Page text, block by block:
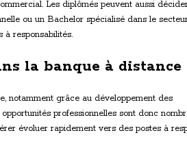
Les diplômés peuvent aussi
ou un Bachelor spécialisé dans le
à responsabilités.
la banque à distance
notamment grâce au développement des
professionnelles sont donc
évoluer rapidement vers des postes à